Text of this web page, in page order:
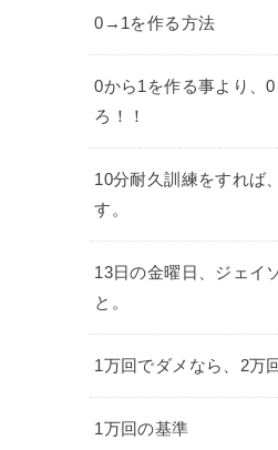
0→1を作る方法
0から1を作る事より、
ろ！！
10分耐久訓練をすれば
す。
13日の金曜日、ジェイ
と。
1万回でダメなら、2万
1万回の基準